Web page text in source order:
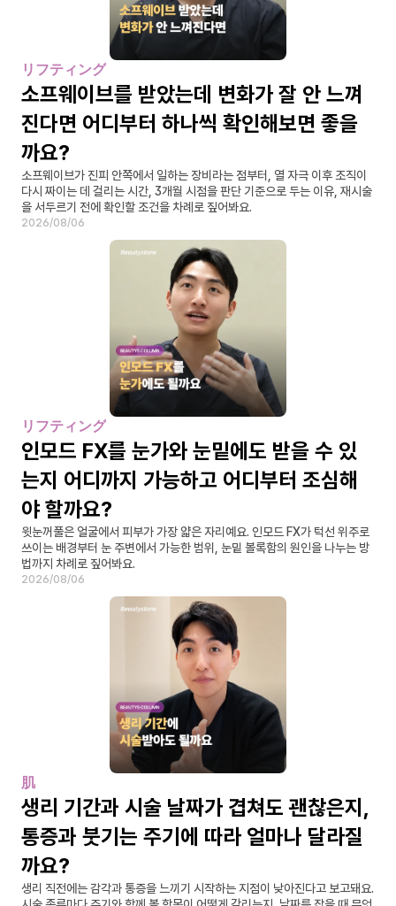
リフティング
소프웨이브를 받았는데 변화가 잘 안 느껴
진다면 어디부터 하나씩 확인해보면 좋을
까요?
소프웨이브가 진피 안쪽에서 일하는 장비라는 점부터, 열 자극 이후 조직이
다시 짜이는 데 걸리는 시간, 3개월 시점을 판단 기준으로 두는 이유, 재시술
을 서두르기 전에 확인할 조건을 차례로 짚어봐요.
2026/08/06
リフティング
인모드 FX를 눈가와 눈밑에도 받을 수 있
는지 어디까지 가능하고 어디부터 조심해
야 할까요?
윗눈꺼풀은 얼굴에서 피부가 가장 얇은 자리예요. 인모드 FX가 턱선 위주로
쓰이는 배경부터 눈 주변에서 가능한 범위, 눈밑 볼록함의 원인을 나누는 방
법까지 차례로 짚어봐요.
2026/08/06
肌
생리 기간과 시술 날짜가 겹쳐도 괜찮은지,
통증과 붓기는 주기에 따라 얼마나 달라질
까요?
생리 직전에는 감각과 통증을 느끼기 시작하는 지점이 낮아진다고 보고돼요.